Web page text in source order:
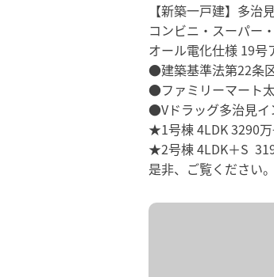
【新築一戸建】多治
コンビニ・スーパー
オール電化仕様 19号
●建築基準法第22条
●ファミリーマート
●Vドラッグ多治見
★1号棟 4LDK 3290
★2号棟 4LDK＋S
是非、ご覧ください。